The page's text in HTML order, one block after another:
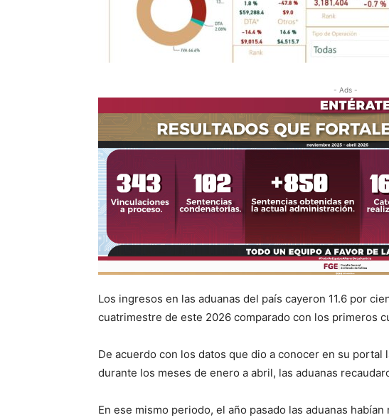
- Ads -
Los ingresos en las aduanas del país cayeron 11.6 por
cuatrimestre de este 2026 comparado con los primeros
De acuerdo con los datos que dio a conocer en su portal
durante los meses de enero a abril, las aduanas
En ese mismo periodo, el año pasado las aduanas